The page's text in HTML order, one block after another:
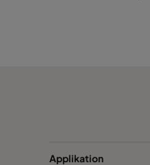
Applikation